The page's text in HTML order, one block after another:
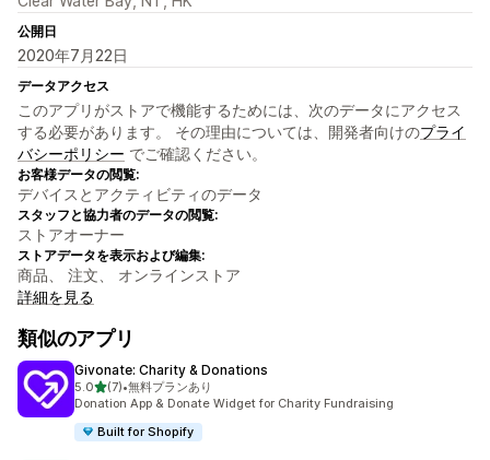
公開日
2020年7月22日
データアクセス
このアプリがストアで機能するためには、次のデータにアクセス
する必要があります。 その理由については、開発者向けのプライ
バシーポリシー でご確認ください。
お客様データの閲覧:
デバイスとアクティビティのデータ
スタッフと協力者のデータの閲覧:
ストアオーナー
ストアデータを表示および編集:
商品、 注文、 オンラインストア
詳細を見る
類似のアプリ
Givonate: Charity & Donations
5.05つ星中
(7)
合計レビュー数：7件
•無料プランあり
Donation App & Donate Widget for Charity Fundraising
Built for Shopify